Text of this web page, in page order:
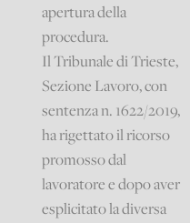
apertura della
procedura.
Il Tribunale di Trieste,
Sezione Lavoro, con
sentenza n. 1622/2019,
ha rigettato il ricorso
promosso dal
lavoratore e dopo aver
esplicitato la diversa